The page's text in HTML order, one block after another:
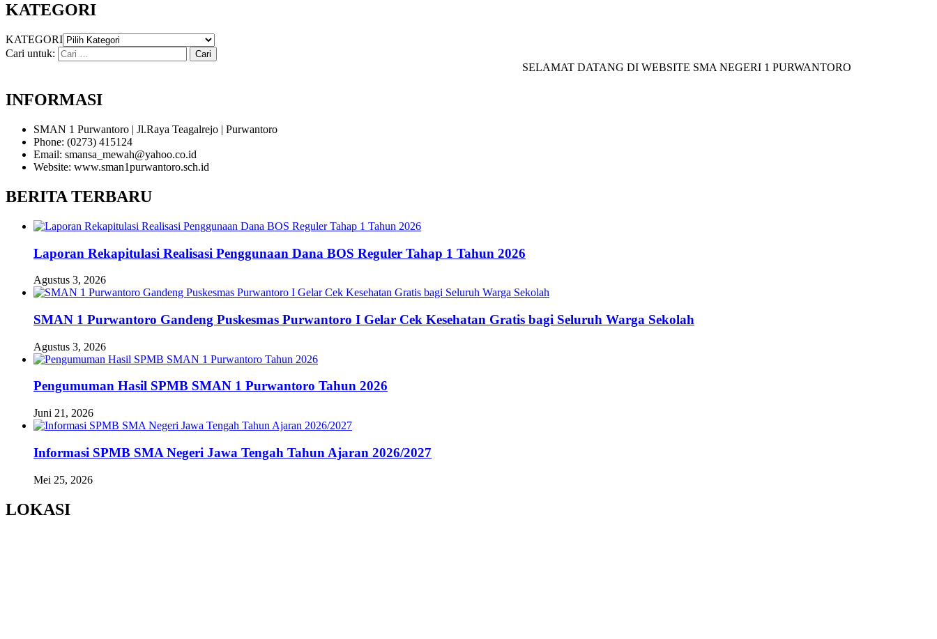
KATEGORI
KATEGORI
Cari untuk:
SELAMAT DATANG DI WEBSITE SMA NEGERI 1 PURWANTORO
INFORMASI
SMAN 1 Purwantoro | Jl.Raya Teagalrejo | Purwantoro
Phone: (0273) 415124
Email: smansa_mewah@yahoo.co.id
Website: www.sman1purwantoro.sch.id
BERITA TERBARU
Laporan Rekapitulasi Realisasi Penggunaan Dana BOS Reguler Tahap 1 Tahun 2026
Agustus 3, 2026
SMAN 1 Purwantoro Gandeng Puskesmas Purwantoro I Gelar Cek Kesehatan Gratis bagi Seluruh Warga Sekolah
Agustus 3, 2026
Pengumuman Hasil SPMB SMAN 1 Purwantoro Tahun 2026
Juni 21, 2026
Informasi SPMB SMA Negeri Jawa Tengah Tahun Ajaran 2026/2027
Mei 25, 2026
LOKASI